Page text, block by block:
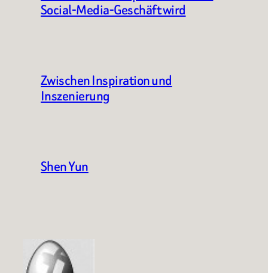
Social-Media-Geschäft wird
Zwischen Inspiration und
Inszenierung
Shen Yun